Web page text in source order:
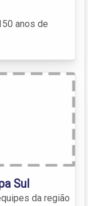
anos de
Sul
da região